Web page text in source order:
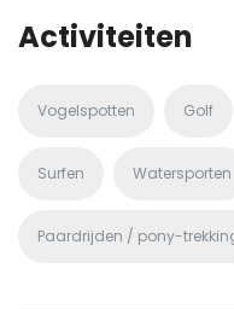
Activiteiten
Vogelspotten Golf
Surfen Watersporten
Paardrijden / pony-